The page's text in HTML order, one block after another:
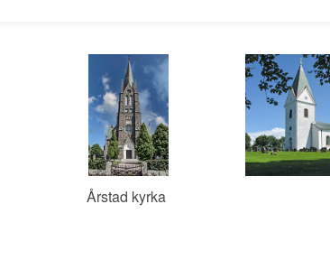
Årstad kyrka